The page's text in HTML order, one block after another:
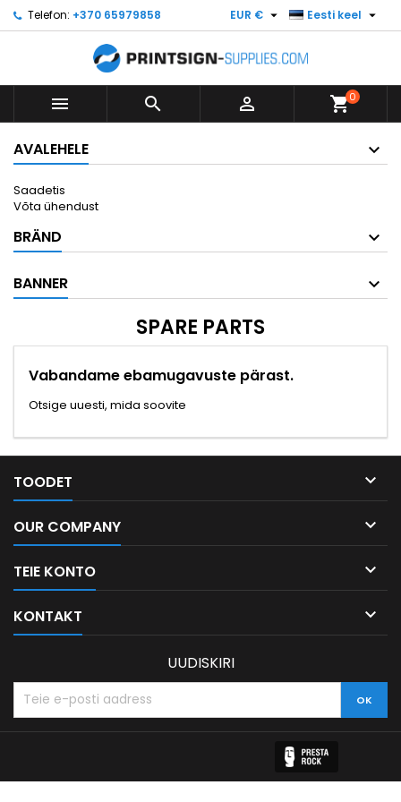
Telefon: +370 65979858 Eesti keel 
EUR € 
   shopping_cart0
AVALEHELE
Saadetis
Võta ühendust
BRÄND
BANNER
SPARE PARTS
Vabandame ebamugavuste pärast.
Otsige uuesti, mida soovite
TOODET 
OUR COMPANY 
TEIE KONTO 
KONTAKT 
UUDISKIRI